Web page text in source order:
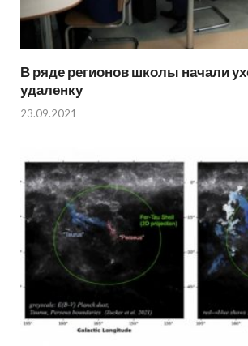
В ряде регионов школы начали
удаленку
23.09.2021